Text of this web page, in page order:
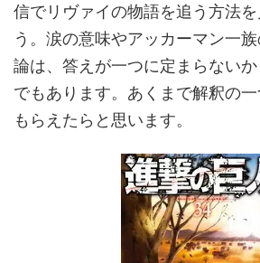
信でリヴァイの物語を追う方法を
う。涙の意味やアッカーマン一
論は、答えが一つに定まらない
でもあります。あくまで解釈の
もらえたらと思います。